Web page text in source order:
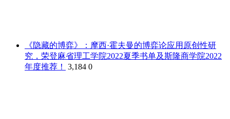
《隐藏的博弈》：摩西·霍夫曼的博弈论应用原创性研
究，荣登麻省理工学院2022夏季书单及斯隆商学院2022
年度推荐！
3,184 0